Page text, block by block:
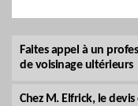
Faites appel à un
de voisinage ultérieurs
Chez M. Elfrick, le